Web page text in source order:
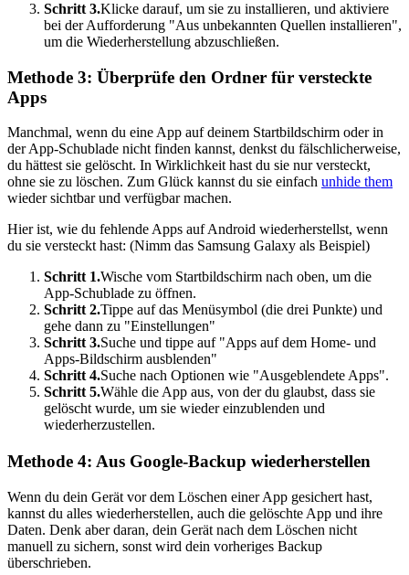
Schritt 3.Klicke darauf, um sie zu installieren, und aktiviere
bei der Aufforderung "Aus unbekannten Quellen installieren",
um die Wiederherstellung abzuschließen.
Methode 3: Überprüfe den Ordner für versteckte
Apps
Manchmal, wenn du eine App auf deinem Startbildschirm oder in
der App-Schublade nicht finden kannst, denkst du fälschlicherweise,
du hättest sie gelöscht. In Wirklichkeit hast du sie nur versteckt,
ohne sie zu löschen. Zum Glück kannst du sie einfach unhide them
wieder sichtbar und verfügbar machen.
Hier ist, wie du fehlende Apps auf Android wiederherstellst, wenn
du sie versteckt hast: (Nimm das Samsung Galaxy als Beispiel)
Schritt 1.Wische vom Startbildschirm nach oben, um die
App-Schublade zu öffnen.
Schritt 2.Tippe auf das Menüsymbol (die drei Punkte) und
gehe dann zu "Einstellungen"
Schritt 3.Suche und tippe auf "Apps auf dem Home- und
Apps-Bildschirm ausblenden"
Schritt 4.Suche nach Optionen wie "Ausgeblendete Apps".
Schritt 5.Wähle die App aus, von der du glaubst, dass sie
gelöscht wurde, um sie wieder einzublenden und
wiederherzustellen.
Methode 4: Aus Google-Backup wiederherstellen
Wenn du dein Gerät vor dem Löschen einer App gesichert hast,
kannst du alles wiederherstellen, auch die gelöschte App und ihre
Daten. Denk aber daran, dein Gerät nach dem Löschen nicht
manuell zu sichern, sonst wird dein vorheriges Backup
überschrieben.